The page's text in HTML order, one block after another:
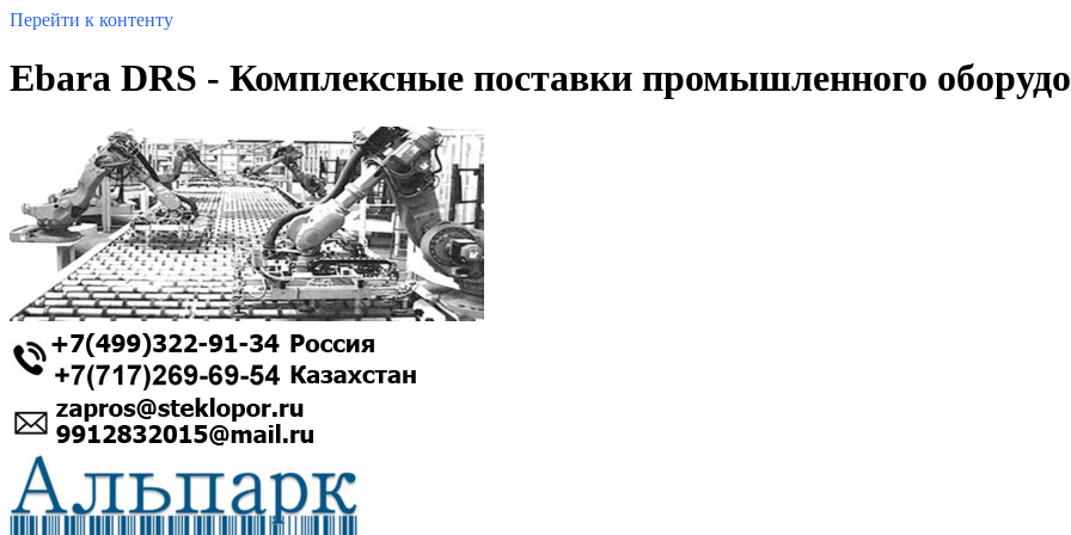
Перейти к контенту
Ebara DRS - Комплексные поставки промышленного